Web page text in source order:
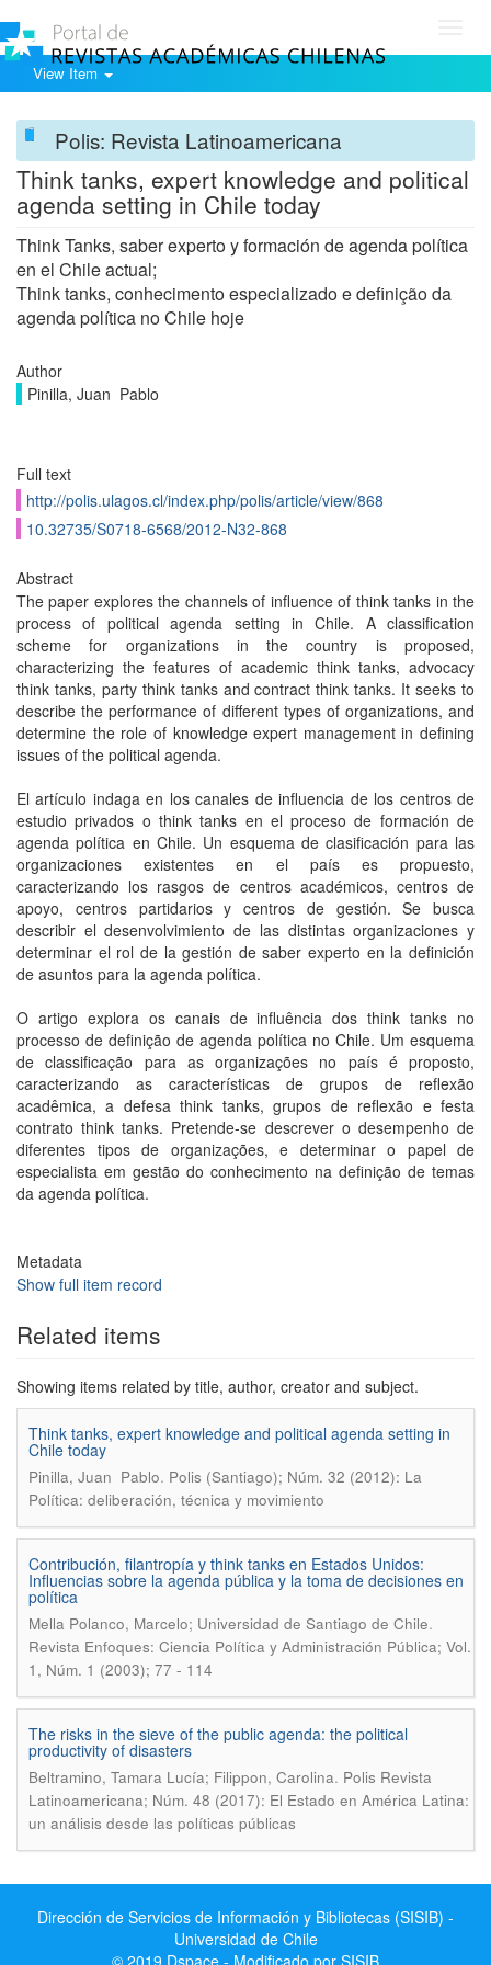
View Item
Polis: Revista Latinoamericana
Think tanks, expert knowledge and political
agenda setting in Chile today
Think Tanks, saber experto y formación de agenda política
en el Chile actual;
Think tanks, conhecimento especializado e definição da
agenda política no Chile hoje
Author
Pinilla, Juan Pablo
Full text
http://polis.ulagos.cl/index.php/polis/article/view/868
10.32735/S0718-6568/2012-N32-868
Abstract
The paper explores the channels of influence of think tanks in the
process of political agenda setting in Chile. A classification
scheme for organizations in the country is proposed,
characterizing the features of academic think tanks, advocacy
think tanks, party think tanks and contract think tanks. It seeks to
describe the performance of different types of organizations, and
determine the role of knowledge expert management in defining
issues of the political agenda.
El artículo indaga en los canales de influencia de los centros de
estudio privados o think tanks en el proceso de formación de
agenda política en Chile. Un esquema de clasificación para las
organizaciones existentes en el país es propuesto,
caracterizando los rasgos de centros académicos, centros de
apoyo, centros partidarios y centros de gestión. Se busca
describir el desenvolvimiento de las distintas organizaciones y
determinar el rol de la gestión de saber experto en la definición
de asuntos para la agenda política.
O artigo explora os canais de influência dos think tanks no
processo de definição de agenda política no Chile. Um esquema
de classificação para as organizações no país é proposto,
caracterizando as características de grupos de reflexão
acadêmica, a defesa think tanks, grupos de reflexão e festa
contrato think tanks. Pretende-se descrever o desempenho de
diferentes tipos de organizações, e determinar o papel de
especialista em gestão do conhecimento na definição de temas
da agenda política.
Metadata
Show full item record
Related items
Showing items related by title, author, creator and subject.
Think tanks, expert knowledge and political agenda setting in
Chile today
Pinilla, Juan Pablo. Polis (Santiago); Núm. 32 (2012): La
Política: deliberación, técnica y movimiento
Contribución, filantropía y think tanks en Estados Unidos:
Influencias sobre la agenda pública y la toma de decisiones en
política
Mella Polanco, Marcelo; Universidad de Santiago de Chile.
Revista Enfoques: Ciencia Política y Administración Pública; Vol.
1, Núm. 1 (2003); 77 - 114
The risks in the sieve of the public agenda: the political
productivity of disasters
Beltramino, Tamara Lucía; Filippon, Carolina. Polis Revista
Latinoamericana; Núm. 48 (2017): El Estado en América Latina:
un análisis desde las políticas públicas
Dirección de Servicios de Información y Bibliotecas (SISIB) -
Universidad de Chile
© 2019 Dspace - Modificado por SISIB